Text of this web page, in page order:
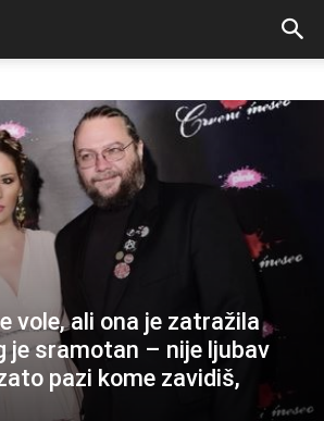
vole, ali ona je zatražila
je sramotan – nije ljubav
pazi kome zavidiš,